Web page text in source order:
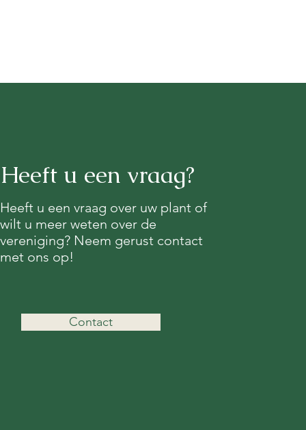
Heeft u een vraag?
Heeft u een vraag over uw plant of
wilt u meer weten over de
vereniging? Neem gerust contact
met ons op!
Contact